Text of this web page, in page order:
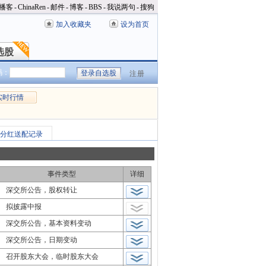
客-ChinaRen-邮件-博客-BBS -我说两句 -搜狗
加入收藏夹 设为首页
股
股
注册
时行情
分红送配记录
事件类型
详细
深交所公告，股权转让
拟披露中报
深交所公告，基本资料变动
深交所公告，日期变动
召开股东大会，临时股东大会